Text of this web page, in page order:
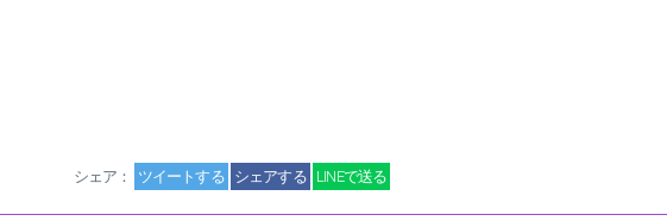
シェア： ツイートする シェアする LINEで送る